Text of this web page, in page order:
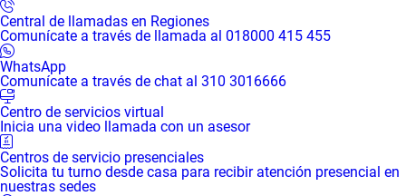
Central de llamadas en Regiones
Comunícate a través de llamada al 018000 415 455
WhatsApp
Comunícate a través de chat al 310 3016666
Centro de servicios virtual
Inicia una video llamada con un asesor
Centros de servicio presenciales
Solicita tu turno desde casa para recibir atención presencial en
nuestras sedes